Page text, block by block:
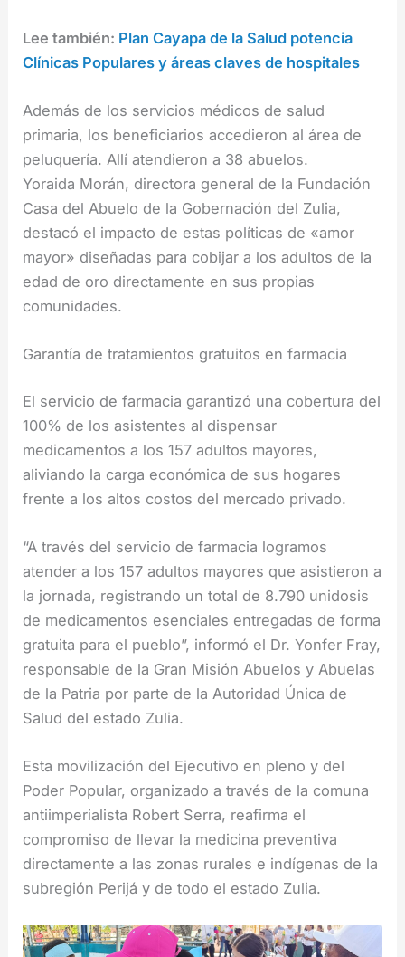
Lee también: Plan Cayapa de la Salud potencia
Clínicas Populares y áreas claves de hospitales
Además de los servicios médicos de salud
primaria, los beneficiarios accedieron al área de
peluquería. Allí atendieron a 38 abuelos.
Yoraida Morán, directora general de la Fundación
Casa del Abuelo de la Gobernación del Zulia,
destacó el impacto de estas políticas de «amor
mayor» diseñadas para cobijar a los adultos de la
edad de oro directamente en sus propias
comunidades.
Garantía de tratamientos gratuitos en farmacia
El servicio de farmacia garantizó una cobertura del
100% de los asistentes al dispensar
medicamentos a los 157 adultos mayores,
aliviando la carga económica de sus hogares
frente a los altos costos del mercado privado.
“A través del servicio de farmacia logramos
atender a los 157 adultos mayores que asistieron a
la jornada, registrando un total de 8.790 unidosis
de medicamentos esenciales entregadas de forma
gratuita para el pueblo”, informó el Dr. Yonfer Fray,
responsable de la Gran Misión Abuelos y Abuelas
de la Patria por parte de la Autoridad Única de
Salud del estado Zulia.
Esta movilización del Ejecutivo en pleno y del
Poder Popular, organizado a través de la comuna
antiimperialista Robert Serra, reafirma el
compromiso de llevar la medicina preventiva
directamente a las zonas rurales e indígenas de la
subregión Perijá y de todo el estado Zulia.